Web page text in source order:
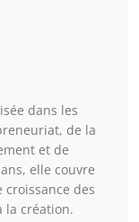
dans les
de la
et de
elle couvre
croissance des
la création.